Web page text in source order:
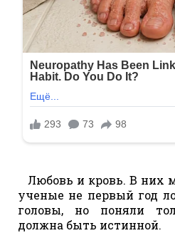
Любовь и кровь. В них
ученые не первый год
головы, но поняли
должна быть истинной.